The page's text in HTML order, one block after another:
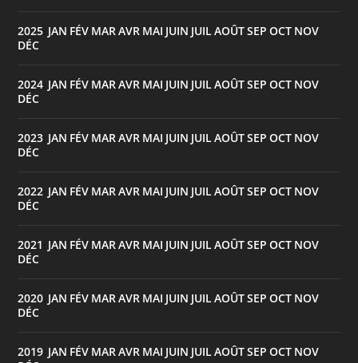
2025 JAN FÉV MAR AVR MAI JUIN JUIL AOÛTSEP OCT NOV
DÉC
2024 JAN FÉV MAR AVR MAI JUIN JUIL AOÛTSEP OCT NOV
DÉC
2023 JAN FÉV MAR AVR MAI JUIN JUIL AOÛTSEP OCT NOV
DÉC
2022 JAN FÉV MAR AVR MAI JUIN JUIL AOÛTSEP OCT NOV
DÉC
2021 JAN FÉV MAR AVR MAI JUIN JUIL AOÛTSEP OCT NOV
DÉC
2020 JAN FÉV MAR AVR MAI JUIN JUIL AOÛTSEP OCT NOV
DÉC
2019 JAN FÉV MAR AVR MAI JUIN JUIL AOÛTSEP OCT NOV